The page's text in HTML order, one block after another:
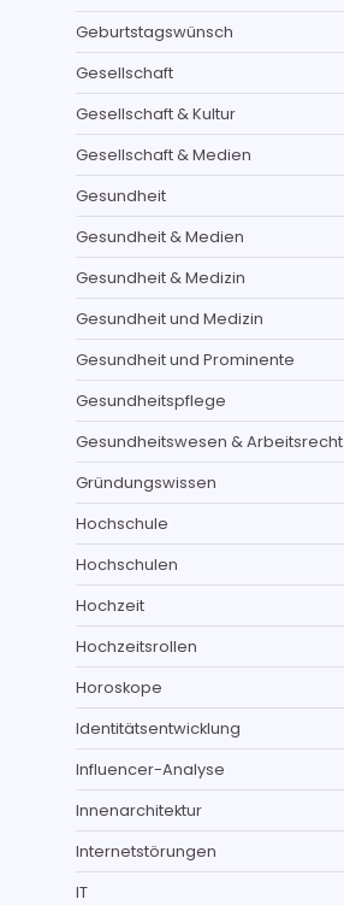
Geburtstagswünsch
Gesellschaft
Gesellschaft & Kultur
Gesellschaft & Medien
Gesundheit
Gesundheit & Medien
Gesundheit & Medizin
Gesundheit und Medizin
Gesundheit und Prominente
Gesundheitspflege
Gesundheitswesen & Arbeitsrecht
Gründungswissen
Hochschule
Hochschulen
Hochzeit
Hochzeitsrollen
Horoskope
Identitätsentwicklung
Influencer-Analyse
Innenarchitektur
Internetstörungen
IT